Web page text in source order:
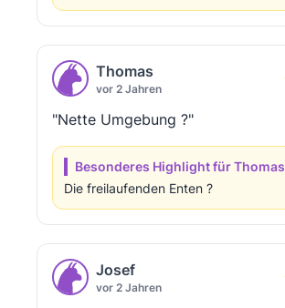
Thomas
vor 2 Jahren
"Nette Umgebung ?"
Besonderes Highlight für Thomas
Die freilaufenden Enten ?
Josef
vor 2 Jahren